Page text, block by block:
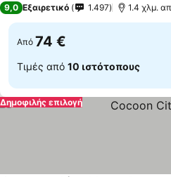
9,0 Εξαιρετικό 1.497 1.4 χλμ.
Από 74 €
Τιμές από 10 ιστότοπους
Δημοφιλής επιλογή